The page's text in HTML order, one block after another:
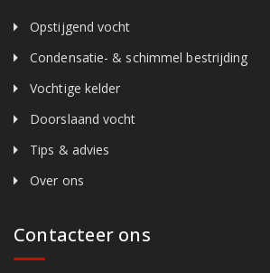
Opstijgend vocht
Condensatie- & schimmel bestrijding
Vochtige kelder
Doorslaand vocht
Tips & advies
Over ons
Contacteer ons